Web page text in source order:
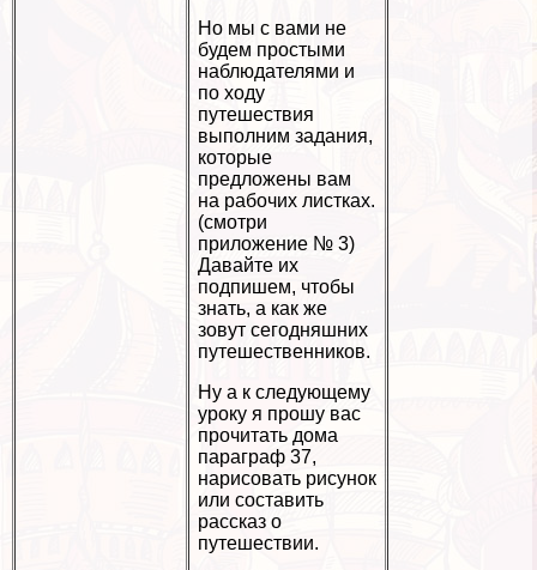
Но мы с вами не
будем простыми
наблюдателями и
по ходу
путешествия
выполним задания,
которые
предложены вам
на рабочих листках.
(смотри
приложение № 3)
Давайте их
подпишем, чтобы
знать, а как же
зовут сегодняшних
путешественников.
Ну а к следующему
уроку я прошу вас
прочитать дома
параграф 37,
нарисовать рисунок
или составить
рассказ о
путешествии.